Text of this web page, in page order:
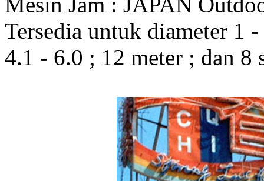
Tersedia untuk diameter 1
4.1 - 6.0 ; 12 meter ; dan 8